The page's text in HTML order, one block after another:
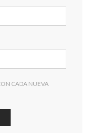
CADA NUEVA